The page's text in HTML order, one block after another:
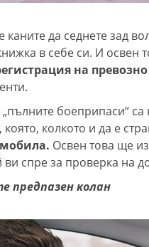
каните да седнете зад
в себе си. И освен
на
„пълните боеприпаси“
колкото и да е
Освен това ще
спре за проверка на
предпазен колан